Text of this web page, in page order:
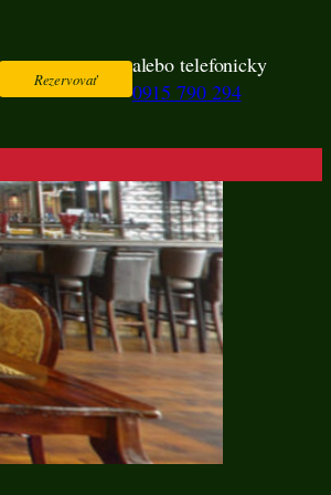
Rezervovať
alebo telefonicky
0915 790 294